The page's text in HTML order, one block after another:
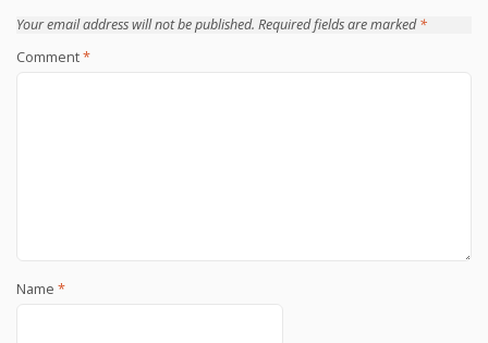
Your email address will not be published. Required fields are marked*
Comment*
Name *